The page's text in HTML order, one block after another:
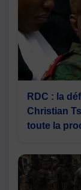
RDC : la
Christian
toute la